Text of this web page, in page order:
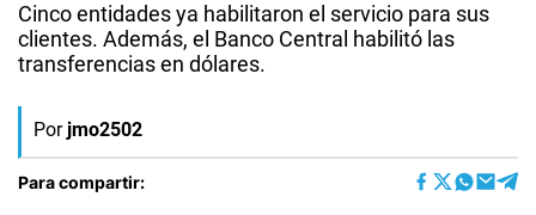
Cinco entidades ya habilitaron el servicio para sus
clientes. Además, el Banco Central habilitó las
transferencias en dólares.
Por jmo2502
Para compartir: